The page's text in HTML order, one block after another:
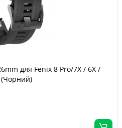
для Fenix 8 Pro/7X / 6X /